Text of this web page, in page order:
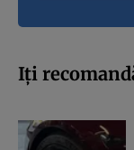
Iți